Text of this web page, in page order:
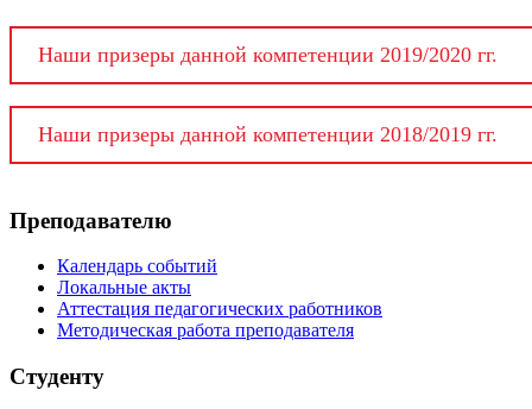
Наши призеры данной компетенции 2019/2020 гг.
Наши призеры данной компетенции 2018/2019 гг.
Преподавателю
Календарь событий
Локальные акты
Аттестация педагогических работников
Методическая работа преподавателя
Студенту